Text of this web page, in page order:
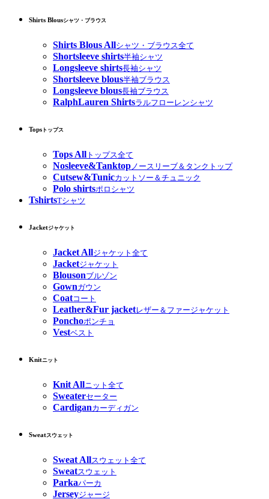
Shirts Blousシャツ・ブラウス
Shirts Blous Allシャツ・ブラウス全て
Shortsleeve shirts半袖シャツ
Longsleeve shirts長袖シャツ
Shortsleeve blous半袖ブラウス
Longsleeve blous長袖ブラウス
RalphLauren Shirtsラルフローレンシャツ
Tops トップス
Tops All トップス全て
Nosleeve&Tanktop ノースリーブ＆タンクトップ
Cutsew&Tunicカットソー＆チュニック
Polo shirtsポロシャツ
TshirtsTシャツ
Jacketジャケット
Jacket Allジャケット全て
Jacketジャケット
Blousonブルゾン
Gownガウン
Coatコート
Leather&Fur jacketレザー＆ファージャケット
Ponchoポンチョ
Vestベスト
Knitニット
Knit Allニット全て
Sweaterセーター
Cardiganカーディガン
Sweatスウェット
Sweat Allスウェット全て
Sweatスウェット
Parkaパーカ
Jerseyジャージ